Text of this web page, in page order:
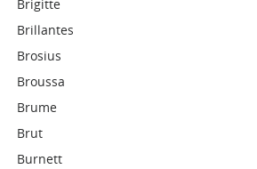
Brigitte
Brillantes
Brosius
Broussa
Brume
Brut
Burnett